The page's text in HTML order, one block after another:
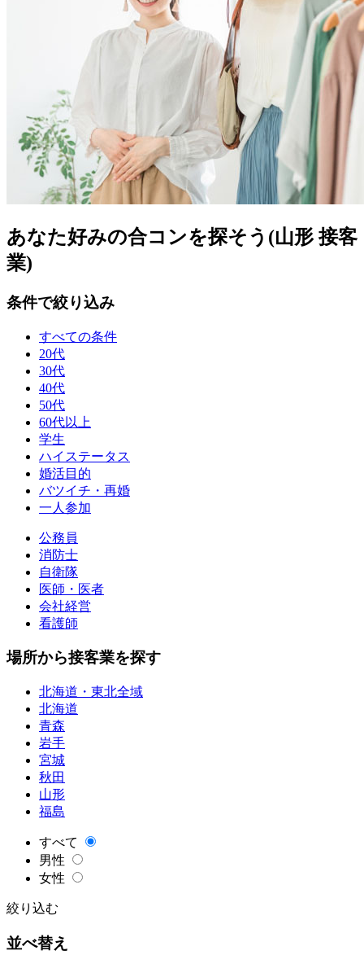
あなた好みの合コンを探そう(山形 接客
業)
条件で絞り込み
すべての条件
20代
30代
40代
50代
60代以上
学生
ハイステータス
婚活目的
バツイチ・再婚
一人参加
公務員
消防士
自衛隊
医師・医者
会社経営
看護師
場所から接客業を探す
北海道・東北全域
北海道
青森
岩手
宮城
秋田
山形
福島
すべて
男性
女性
絞り込む
並べ替え